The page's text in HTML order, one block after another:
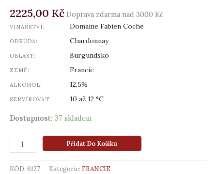
2225,00 Kč Doprava zdarma nad 3000 Kč
VINAŘSTVÍ: Domaine Fabien Coche
ODRŮDA: Chardonnay
OBLAST: Burgundsko
ZEMĚ: Francie
ALKOHOL: 12,5%
SERVÍROVAT: 10 až 12 °C
Dostupnost: 37 skladem
Přidat Do Košíku
KÓD: 6127 Kategorie: FRANCIE